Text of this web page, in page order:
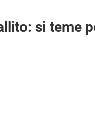
si teme